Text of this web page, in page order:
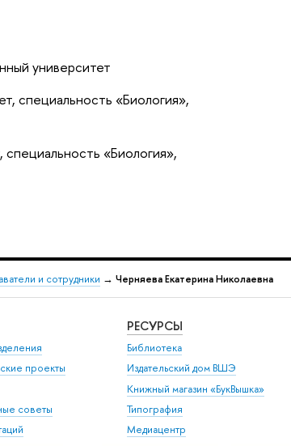
университет
специальность «Биология»,
«Биология»,
и сотрудники → Черняева Екатерина Николаевна
проекты
советы
РЕСУРСЫ
Библиотека
Издательский дом ВШЭ
Книжный магазин «БукВышка»
Типография
Медиацентр